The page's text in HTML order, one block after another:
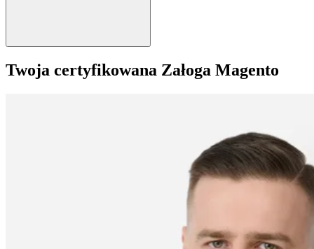
Twoja certyfikowana Załoga Magento